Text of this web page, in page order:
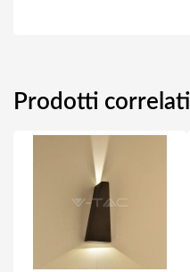
Prodotti correlati